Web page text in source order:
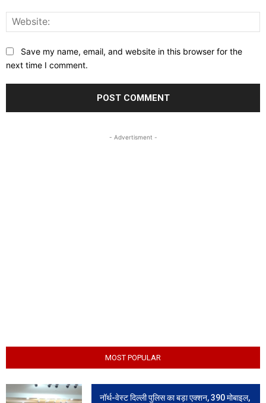
Save my name, email, and website in this browser for the
next time I comment.
- Advertisment -
MOST POPULAR
नॉर्थ-वेस्ट दिल्ली पुलिस का बड़ा एक्शन, 390 मोबाइल,